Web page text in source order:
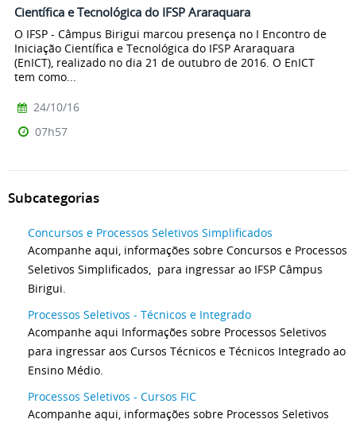
Científica e Tecnológica do IFSP Araraquara
O IFSP - Câmpus Birigui marcou presença no I Encontro de
Iniciação Científica e Tecnológica do IFSP Araraquara
(EnICT), realizado no dia 21 de outubro de 2016. O EnICT
tem como...
24/10/16
07h57
Subcategorias
Concursos e Processos Seletivos Simplificados
Acompanhe aqui, informações sobre Concursos e Processos
Seletivos Simplificados, para ingressar ao IFSP Câmpus
Birigui.
Processos Seletivos - Técnicos e Integrado
Acompanhe aqui Informações sobre Processos Seletivos
para ingressar aos Cursos Técnicos e Técnicos Integrado ao
Ensino Médio.
Processos Seletivos - Cursos FIC
Acompanhe aqui, informações sobre Processos Seletivos